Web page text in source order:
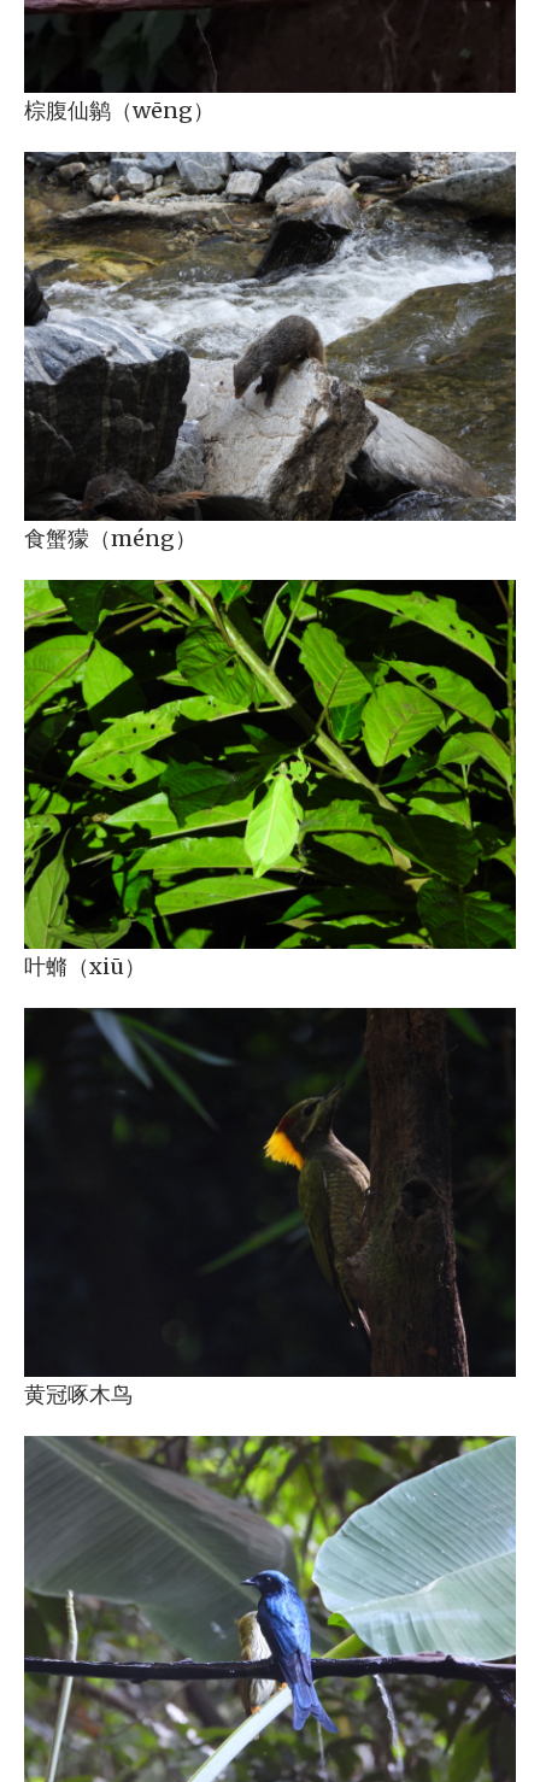
棕腹仙鹟（wēng）
食蟹獴（méng）
叶䗛（xiū）
黄冠啄木鸟